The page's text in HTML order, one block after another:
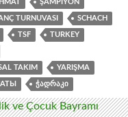
ŞAMPIYON
TURNUVASI SCHACH
TSF TURKEY
TAKIM YARIŞMA
ᲭᲐᲓᲠᲐᲙᲘ